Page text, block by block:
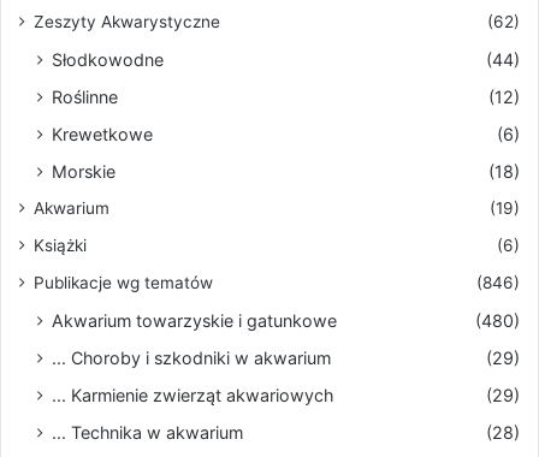
Zeszyty Akwarystyczne (62)
Słodkowodne
(44)
Roślinne
(12)
Krewetkowe
(6)
Morskie
(18)
Akwarium
(19)
Książki
(6)
Publikacje wg tematów
(846)
Akwarium towarzyskie i gatunkowe
(480)
... Choroby i szkodniki w akwarium
(29)
... Karmienie zwierząt akwariowych
(29)
... Technika w akwarium
(28)